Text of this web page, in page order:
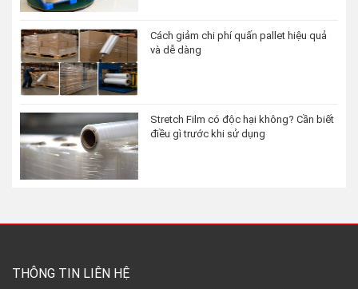
Cách giảm chi phí quấn pallet hiệu quả
và dễ dàng
Stretch Film có độc hại không? Cần biết
điều gì trước khi sử dụng
THÔNG TIN LIÊN HỆ